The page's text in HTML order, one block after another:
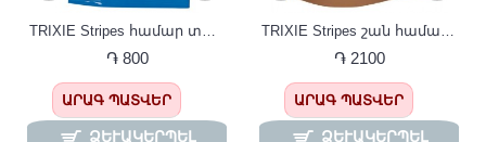
TRIXIE Stripes համար տավարի մսով100գ
֏ 800
ԱՐԱԳ ՊԱՏՎԵՐ
ՁԵՒԱԿԵՐՊԵԼ Պ
TRIXIE Stripes շան համար գառան մսով 100գ
֏ 2100
ԱՐԱԳ ՊԱՏՎԵՐ
ՁԵՒԱԿԵՐՊԵԼ Պ